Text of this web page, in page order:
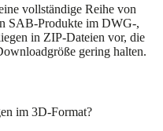
vollständige Reihe von
SAB-Produkte im DWG-,
in ZIP-Dateien vor, die
gering halten.
im 3D-Format?